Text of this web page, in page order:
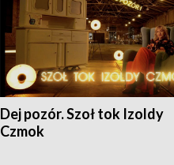
Dej pozór. Szoł tok Izoldy
Czmok